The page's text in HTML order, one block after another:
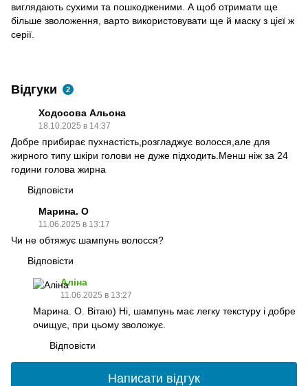
виглядають сухими та пошкодженими. А щоб отримати ще
більше зволоження, варто використовувати ще й маску з цієї ж
серії.
Відгуки 2
Ходосова Альона
18.10.2025 в 14:37
Добре прибирає пухнастість,розгладжує волосся,але для
жирного типу шкіри голови не дуже підходить.Менш ніж за 24
години голова жирна
Відповісти
Марина. О
11.06.2025 в 13:17
Чи не обтяжує шампунь волосся?
Відповісти
Аліна
11.06.2025 в 13:27
Марина. О. Вітаю) Ні, шампунь має легку текстуру і добре
очищує, при цьому зволожує.
Відповісти
Написати відгук